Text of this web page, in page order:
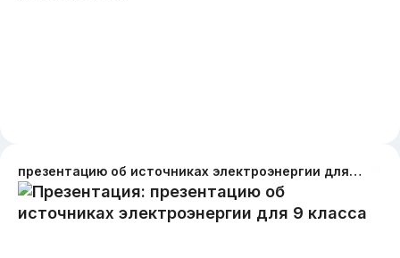
презентацию об источниках электроэнергии для 9 класса